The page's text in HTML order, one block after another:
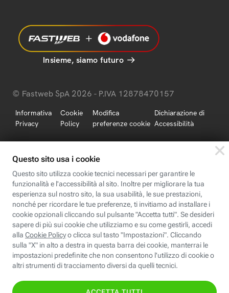
Insieme, siamo futuro
© Fastweb SpA 2026 - P.IVA 12878470157
Informativa
Privacy
Cookie
Policy
Modifica
preferenze cookie
Dichiarazione di
Accessibilità